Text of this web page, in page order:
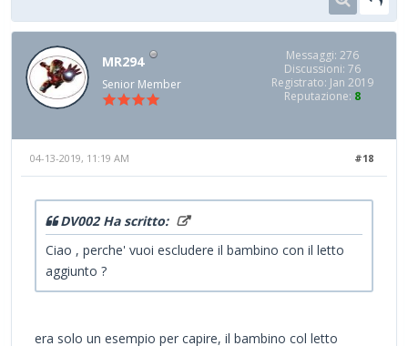
MR294
Senior Member
Messaggi: 276
Discussioni: 76
Registrato: Jan 2019
Reputazione: 8
#18
04-13-2019, 11:19 AM
DV002 Ha scritto:
Ciao , perche' vuoi escludere il bambino con il letto
aggiunto ?
era solo un esempio per capire, il bambino col letto